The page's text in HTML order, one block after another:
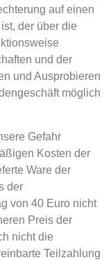
auf einen
der über die
und der
und Ausprobieren
möglich
Gefahr
Kosten der
Ware der
der
von 40 Euro nicht
Preis der
nicht die
Teilzahlung